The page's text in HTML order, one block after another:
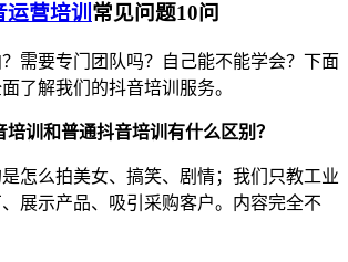
营培训 常见问题10问
需要专门团队吗？自己能不能学会？下面
了解我们的抖音培训服务。
培训和普通抖音培训有什么区别？
怎么拍美女、搞笑、剧情；我们只教工业
展示产品、吸引采购客户。内容完全不